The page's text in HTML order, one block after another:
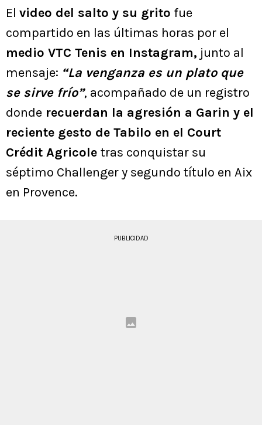
El video del salto y su grito fue
compartido en las últimas horas por el
medio VTC Tenis en Instagram, junto al
mensaje: “La venganza es un plato que
se sirve frío”, acompañado de un registro
donde recuerdan la agresión a Garin y el
reciente gesto de Tabilo en el Court
Crédit Agricole tras conquistar su
séptimo Challenger y segundo título en Aix
en Provence.
PUBLICIDAD